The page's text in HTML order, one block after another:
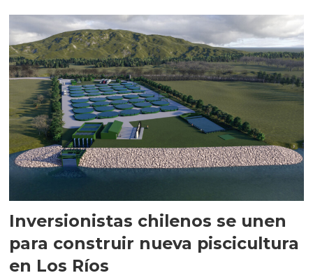
Inversionistas chilenos se unen
para construir nueva piscicultura
en Los Ríos